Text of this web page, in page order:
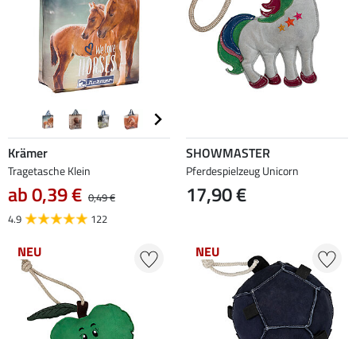
Krämer
Tragetasche Klein
ab 0,39 € 0,49 €
4.9
122
SHOWMASTER
Pferdespielzeug Unicorn
17,90 €
NEU NEU